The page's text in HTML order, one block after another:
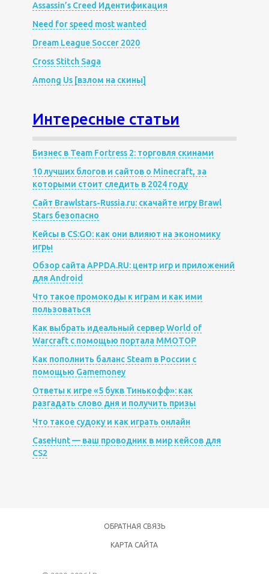
Assassin’s Creed Идентификация
Need for speed most wanted
Dream League Soccer 2020
Cross Stitch Saga
Among Us [взлом на скины]
Интересные статьи
Бизнес в Team Fortress 2: торговля скинами
10 лучших блогов и сайтов о Minecraft, за
которыми стоит следить в 2024 году
Сайт Brawlstars-Russia.ru: скачайте игру Brawl
Stars безопасно
Кейсы в CS:GO: как они влияют на экономику
игры
Обзор сайта APPDA.RU: центр игр и приложений
для Android
Что такое промокоды к играм и как ими
пользоваться
Как выбрать идеальный сервер World of
Warcraft с помощью портала MMOTOP
Как пополнить баланс Steam в России с
помощью Gamemoney
Ответы к игре «5 букв Тинькофф»: как
разгадать слово дня и получить призы
Что такое судоку и как играть онлайн
CaseHunt — ваш проводник в мир кейсов для
CS2
ОБРАТНАЯ СВЯЗЬ
КАРТА САЙТА